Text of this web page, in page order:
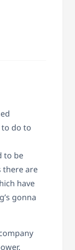
do to
to be
there are
have
gonna